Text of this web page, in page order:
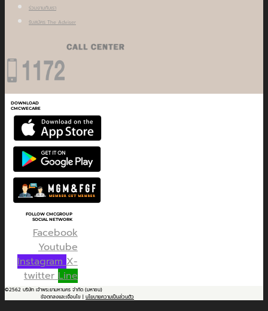
ร่วมงานกับเรา
รับสมัคร The Adviser
DOWNLOAD
CMCWECARE
FOLLOW CMCGROUP
SOCIAL NETWORK
Facebook
Youtube
Instagram X-
twitter Line
©2562 บริษัท เจ้าพระยามหานคร จำกัด (มหาชน)
ข้อตกลงและเงื่อนไข | นโยบายความเป็นส่วนตัว